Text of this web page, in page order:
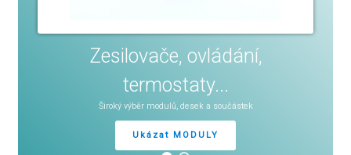
Zesilovače, ovládání,
termostaty...
Široký výběr modulů, desek a součástek
Ukázat MODULY